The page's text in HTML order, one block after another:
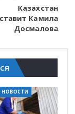
Казахстан
Камила
Досмалова
НОВОСТИ